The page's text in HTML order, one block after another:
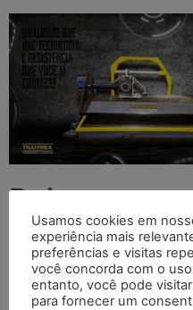
Deixe um
O seu endereço de e-mail
obrigatórios são
Comentário*
Usamos cookies em
experiência mais
preferências e visitas
você concorda com o
entanto, você pode
para fornecer um